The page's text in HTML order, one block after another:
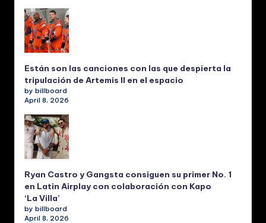
Están son las canciones con las que despierta la
tripulación de Artemis II en el espacio
by billboard
April 8, 2026
Ryan Castro y Gangsta consiguen su primer No. 1
en Latin Airplay con colaboración con Kapo
‘La Villa’
by billboard
April 8, 2026